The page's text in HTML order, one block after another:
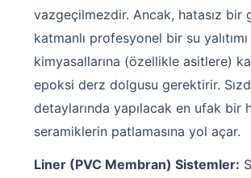
vazgeçilmezdir. Ancak, hatasız bir
katmanlı profesyonel bir su
kimyasallarına (özellikle asitlere)
epoksi derz dolgusu gerektirir.
detaylarında yapılacak en ufak bir
seramiklerin patlamasına yol açar.
Liner (PVC Membran) Sistemler: